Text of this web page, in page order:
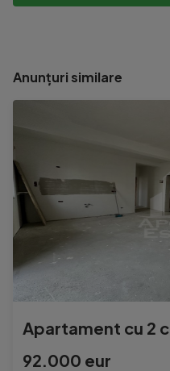
Anunțuri similare
92.000 eur